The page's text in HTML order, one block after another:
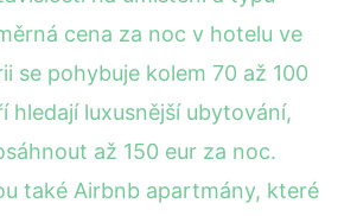
cena za noc v hotelu ve
se pohybuje kolem 70 až 100
hledají luxusnější ubytování,
až 150 eur za noc.
také Airbnb apartmány, které